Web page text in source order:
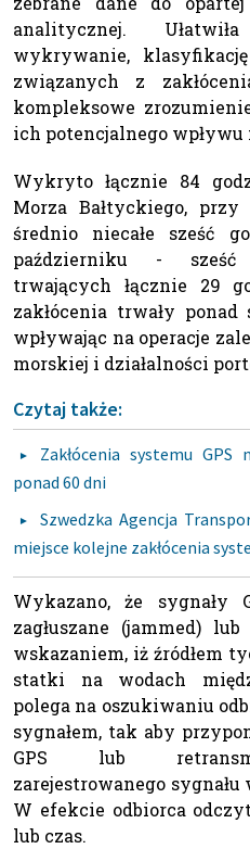
analitycznej.
wykrywanie,
związanych z
kompleksowe
ich potencjalnego wpływu
Wykryto łącznie 84
Morza Bałtyckiego,
średnio niecałe sześć
październiku - sześć
trwających łącznie 29
zakłócenia trwały
wpływając na operacje
morskiej i działalności
Czytaj także:
Zakłócenia systemu
ponad 60 dni
Szwedzka Agencja
miejsce kolejne zakłócenia
Wykazano, że sygnały
zagłuszane (jammed)
wskazaniem, iż źródłem
statki na wodach
polega na oszukiwaniu
sygnałem, tak aby
GPS lub
zarejestrowanego
W efekcie odbiorca
lub czas.